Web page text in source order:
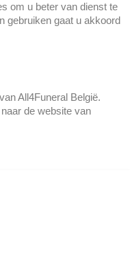
om u beter van dienst te
gebruiken gaat u akkoord
All4Funeral België.
de website van